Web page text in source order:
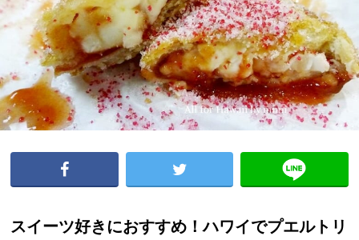
スイーツ好きにおすすめ！ハワイでプエルトリ